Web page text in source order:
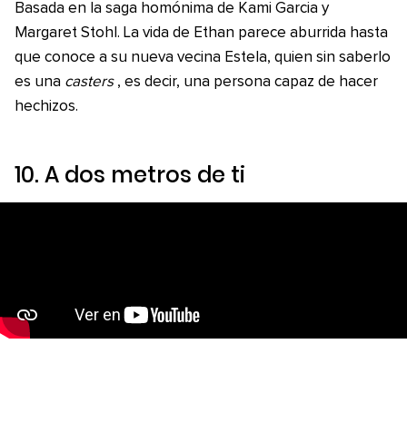
Basada en la saga homónima de Kami Garcia y
Margaret Stohl. La vida de Ethan parece aburrida hasta
que conoce a su nueva vecina Estela, quien sin saberlo
es una casters , es decir, una persona capaz de hacer
hechizos.
10. A dos metros de ti